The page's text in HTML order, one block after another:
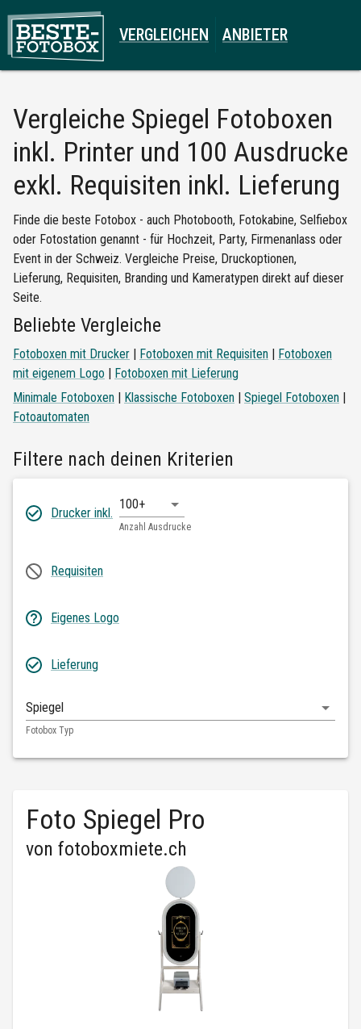
VERGLEICHEN ANBIETER
Vergleiche Spiegel Fotoboxen
inkl. Printer und 100 Ausdrucke
exkl. Requisiten inkl. Lieferung
Finde die beste Fotobox - auch Photobooth, Fotokabine, Selfiebox
oder Fotostation genannt - für Hochzeit, Party, Firmenanlass oder
Event in der Schweiz. Vergleiche Preise, Druckoptionen,
Lieferung, Requisiten, Branding und Kameratypen direkt auf dieser
Seite.
Beliebte Vergleiche
Fotoboxen mit Drucker Fotoboxen mit Requisiten
Fotoboxen
mit eigenem Logo
Fotoboxen mit Lieferung
Minimale Fotoboxen | Klassische Fotoboxen | Spiegel Fotoboxen |
Fotoautomaten
Filtere nach deinen Kriterien
Drucker inkl.
100+
Anzahl Ausdrucke
Requisiten
Eigenes Logo
Lieferung
Spiegel
Fotobox Typ
Foto Spiegel Pro
von fotoboxmiete.ch